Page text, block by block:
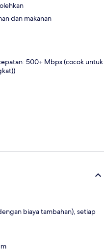
dan makanan
500+ Mbps (cocok untuk
biaya tambahan), setiap